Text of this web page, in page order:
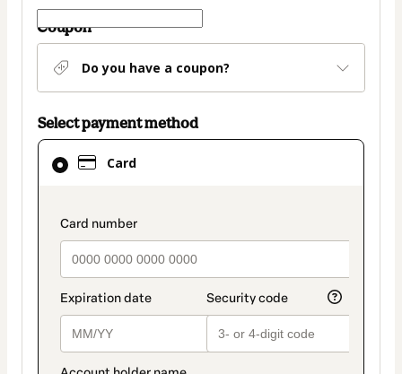
Coupon
Do you have a coupon?
Select payment method
Card
payment_data.section_title_v2
Card
selected
method